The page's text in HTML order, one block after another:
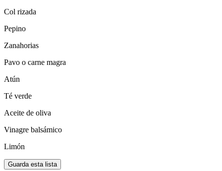
Col rizada
Pepino
Zanahorias
Pavo o carne magra
Atún
Té verde
Aceite de oliva
Vinagre balsámico
Limón
Guarda esta lista